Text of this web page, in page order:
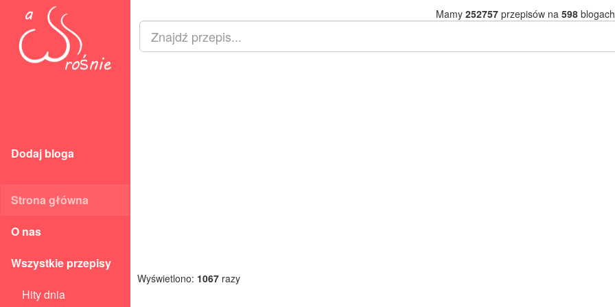
Dodaj bloga
Strona główna
O nas
Wszystkie przepisy
Hity dnia
Mamy 252757przepisów na 598
Wyświetlono: 1067 razy